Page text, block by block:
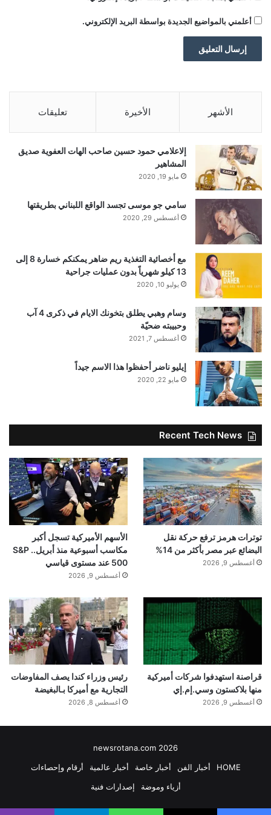
أعلمني بالمواضيع الجديدة بواسطة البريد الإلكتروني.
الأشهر الأخيرة تعليقات
إلاعلامي حمود حسين صاحب الهات العفوية صديق
المشاهير
مايو 19, 2020
سامي جو موسى تجسد الواقع اللبناني بطريقتها
أغسطس 29, 2020
مع أخصائية التغذية ريم ضاهر يمكنكم خسارة 8 إلى
13 كيلو شهرياً بدون عمليات جراحية
يوليو 10, 2020
وسام وهبي يطلق بتخونك الايام في ذكرى 4 آب
وحبيبته ضحيّة
أغسطس 7, 2021
إيليو ناضر أحفظوا هذا الاسم جيداً
مايو 22, 2020
Recent Tech News
توترات هرمز ترفع حركة نقل
البضائع عبر مصر بأكثر من 14%
أغسطس 9, 2026
الأسهم الأميركية تسجل أكبر
مكاسب أسبوعية منذ أبريل.. S&P
500 عند مستوى قياسي
أغسطس 9, 2026
قراصنة استهدفوا شركات أميركية
منها بلاكستون وسي.إم.إي
أغسطس 9, 2026
رئيس وزراء كندا يصف المفاوضات
التجارية مع أميركا بـالبغيضة
أغسطس 8, 2026
newsrotana.com 2026
HOME
أخبار الفن أخبار خاصة أخبار عالمية
أرقام وإحصاءات
أزياء وموضة
إصدارات فنية